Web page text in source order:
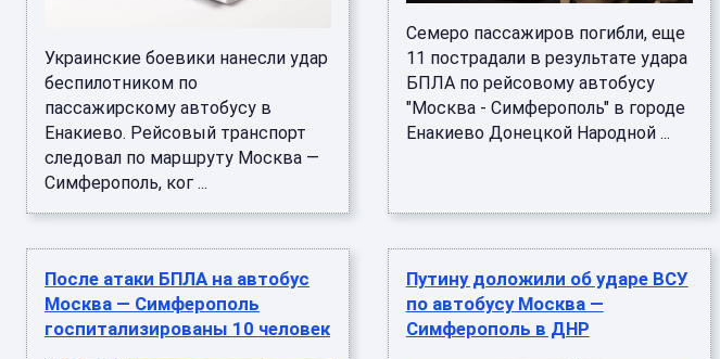
Украинские боевики нанесли удар
беспилотником по
пассажирскому автобусу в
Енакиево. Рейсовый транспорт
следовал по маршруту Москва —
Симферополь, ког ...
Семеро пассажиров погибли, еще
11 пострадали в результате удара
БПЛА по рейсовому автобусу
"Москва - Симферополь" в городе
Енакиево Донецкой Народной ...
После атаки БПЛА на автобус
Москва — Симферополь
госпитализированы 10 человек
Путину доложили об ударе ВСУ
по автобусу Москва —
Симферополь в ДНР